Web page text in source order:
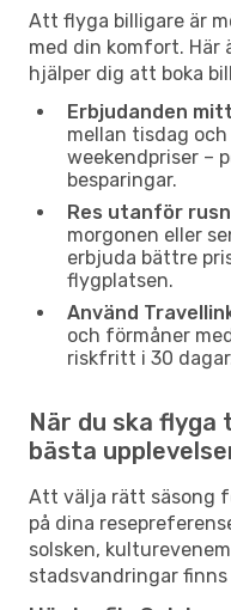
Att flyga billigare är
med din komfort. Här
hjälper dig att boka
Erbjudanden
mellan tisdag
weekendpriser –
besparingar.
Res utanför
morgonen eller
erbjuda bättre
flygplatsen.
Använd
och förmåner
riskfritt i 30
När du ska
bästa
Att välja rätt säsong
på dina
solsken,
stadsvandringar